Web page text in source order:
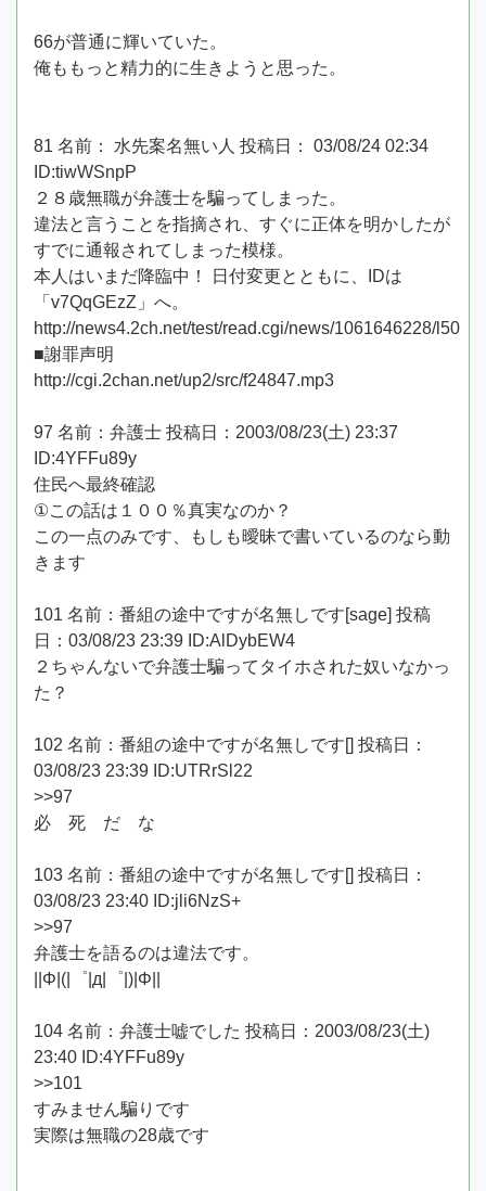
66が普通に輝いていた。
俺ももっと精力的に生きようと思った。
81 名前： 水先案名無い人 投稿日： 03/08/24 02:34
ID:tiwWSnpP
２８歳無職が弁護士を騙ってしまった。
違法と言うことを指摘され、すぐに正体を明かしたが
すでに通報されてしまった模様。
本人はいまだ降臨中！ 日付変更とともに、IDは
「v7QqGEzZ」へ。
http://news4.2ch.net/test/read.cgi/news/1061646228/l50
■謝罪声明
http://cgi.2chan.net/up2/src/f24847.mp3
97 名前：弁護士 投稿日：2003/08/23(土) 23:37
ID:4YFFu89y
住民へ最終確認
①この話は１００％真実なのか？
この一点のみです、もしも曖昧で書いているのなら動
きます
101 名前：番組の途中ですが名無しです[sage] 投稿
日：03/08/23 23:39 ID:AlDybEW4
２ちゃんないで弁護士騙ってタイホされた奴いなかっ
た？
102 名前：番組の途中ですが名無しです[] 投稿日：
03/08/23 23:39 ID:UTRrSl22
>>97
必 死 だ な
103 名前：番組の途中ですが名無しです[] 投稿日：
03/08/23 23:40 ID:jli6NzS+
>>97
弁護士を語るのは違法です。
||Φ|(|゜|д|゜|)|Φ||
104 名前：弁護士嘘でした 投稿日：2003/08/23(土)
23:40 ID:4YFFu89y
>>101
すみません騙りです
実際は無職の28歳です